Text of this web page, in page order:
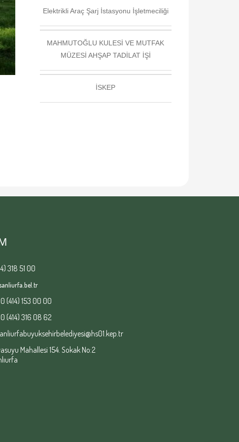
Elektrikli Araç Şarj İstasyonu İşletmeciliği
MAHMUTOĞLU KULESİ VE MUTFAK
MÜZESİ AHŞAP TADİLAT İŞİ
İSKEP
318 51 00
0 (414) 153 00 00
0 (414) 316 08 62
Mahallesi 154. Sokak No:2